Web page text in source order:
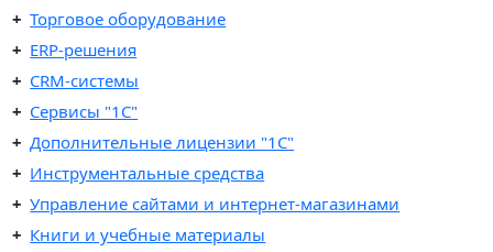
Торговое оборудование
ERP-решения
CRM-системы
Сервисы "1С"
Дополнительные лицензии "1С"
Инструментальные средства
Управление сайтами и интернет-магазинами
Книги и учебные материалы